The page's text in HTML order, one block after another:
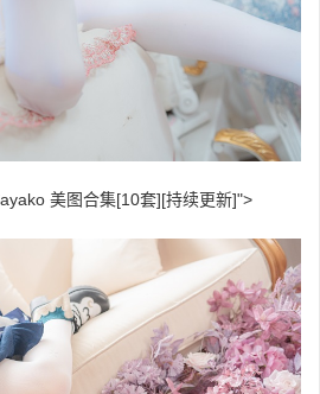
美图合集[10套][持续更新]">